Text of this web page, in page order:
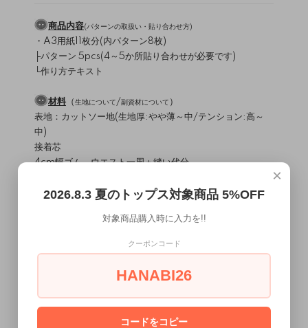
商品内容(パターンの取扱い・貼り合わせ方)
・A3用紙11枚分(内パターン8枚)
├パターン 5pcs(4～5か所貼り合わせが必要です)
└作り方テキスト
材料 （生地について/副資材について ）
表地：カットソー地(生地厚:やや薄～中/テンション:高～
中)
接着芯
4cm幅ゴム ウエスト一周＋縫い代分
直線縫いミシン / 2本針本糸ロックミシン
ニットで作るタイトスカートです。
膝下ミモレ丈とロング丈の記載があります。お好みの丈で
制作してください。
×
2026.8.3 夏のトップス対象商品 5%OFF
対象商品購入時に入力を!!
クーポンコード
HANABI26
コードをコピー